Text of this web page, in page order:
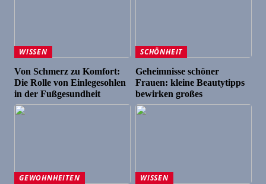
WISSEN
Von Schmerz zu Komfort:
Die Rolle von Einlegesohlen
in der Fußgesundheit
SCHÖNHEIT
Geheimnisse schöner
Frauen: kleine Beautytipps
bewirken großes
GEWOHNHEITEN
WISSEN